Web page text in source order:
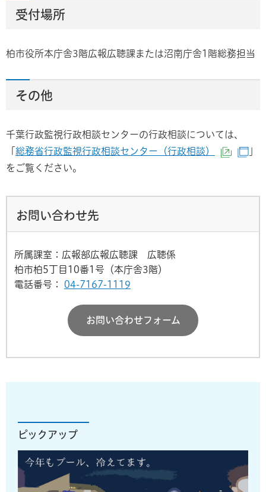
受付場所
柏市役所本庁舎3階広報広聴課または沼南庁舎1階総務担当
その他
千葉行政監視行政相談センターの行政相談については、
総務省行政監視行政相談センター（行政相談） （外部
（
をご覧ください。
お問い合わせ先
所属課室：広報部広報広聴課 広聴係
柏市柏5丁目10番1号（本庁舎3階）
電話番号：
04-7167-1119
お問い合わせフォーム
ピックアップ